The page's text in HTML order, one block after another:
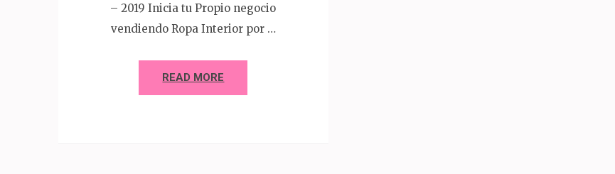
– 2019 Inicia tu Propio negocio
vendiendo Ropa Interior por …
READ MORE